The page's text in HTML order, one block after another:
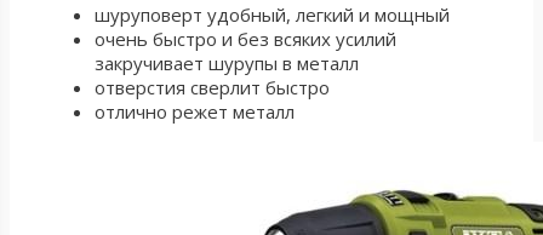
шуруповерт удобный, легкий и мощный
очень быстро и без всяких усилий
закручивает шурупы в металл
отверстия сверлит быстро
отлично режет металл